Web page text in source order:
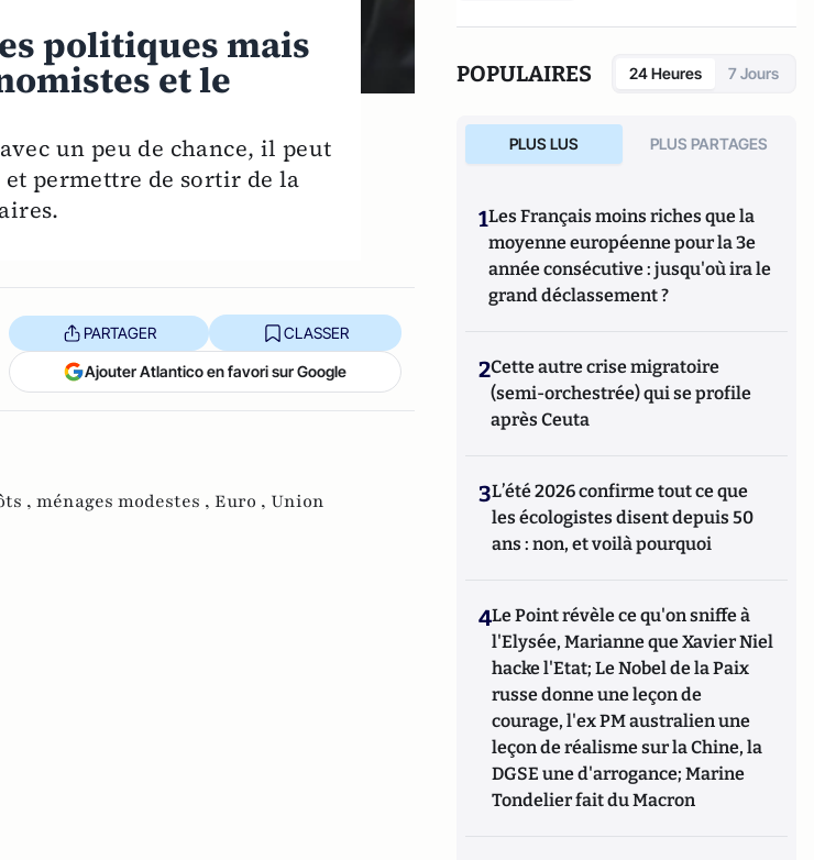
politiques mais
et le
un peu de chance, il peut
permettre de sortir de la
PARTAGER CLASSER
Ajouter Atlantico en favori sur Google
, ménages modestes , Euro , Union
POPULAIRES 24 Heures 7 Jours
PLUS LUS PLUS PARTAGES
1Les Français moins riches que la
moyenne européenne pour la 3e
année consécutive : jusqu'où ira le
grand déclassement ?
2Cette autre crise migratoire
(semi-orchestrée) qui se profile
après Ceuta
3L’été 2026 confirme tout ce que
les écologistes disent depuis 50
ans : non, et voilà pourquoi
4Le Point révèle ce qu'on sniffe à
l'Elysée, Marianne que Xavier Niel
hacke l'Etat; Le Nobel de la Paix
russe donne une leçon de
courage, l'ex PM australien une
leçon de réalisme sur la Chine, la
DGSE une d'arrogance; Marine
Tondelier fait du Macron